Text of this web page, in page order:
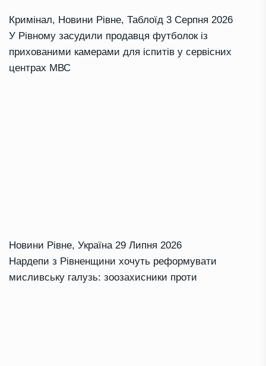
Кримінал, Новини Рівне, Таблоїд 3 Серпня 2026
У Рівному засудили продавця футболок із
прихованими камерами для іспитів у сервісних
центрах МВС
Новини Рівне, Україна 29 Липня 2026
Нардепи з Рівненщини хочуть реформувати
мисливську галузь: зоозахисники проти